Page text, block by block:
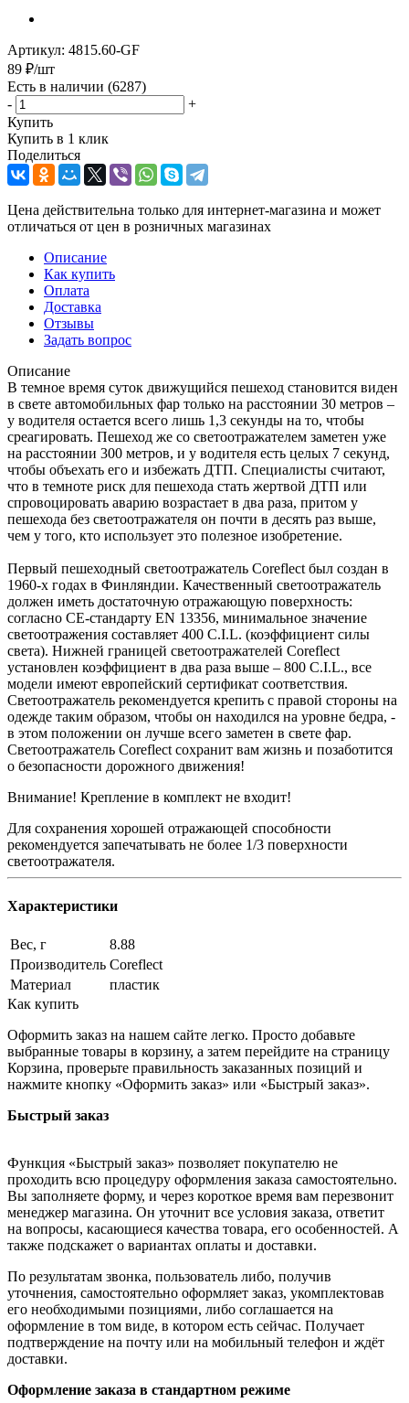
Артикул: 4815.60-GF
89 ₽/шт
Есть в наличии (6287)
-
+
Купить
Купить в 1 клик
Поделиться
Цена действительна только для интернет-магазина и может
отличаться от цен в розничных магазинах
Описание
Как купить
Оплата
Доставка
Отзывы
Задать вопрос
Описание
В темное время суток движущийся пешеход становится виден
в свете автомобильных фар только на расстоянии 30 метров –
у водителя остается всего лишь 1,3 секунды на то, чтобы
среагировать. Пешеход же со светоотражателем заметен уже
на расстоянии 300 метров, и у водителя есть целых 7 секунд,
чтобы объехать его и избежать ДТП. Специалисты считают,
что в темноте риск для пешехода стать жертвой ДТП или
спровоцировать аварию возрастает в два раза, притом у
пешехода без светоотражателя он почти в десять раз выше,
чем у того, кто использует это полезное изобретение.
Первый пешеходный светоотражатель Coreflect был создан в
1960-х годах в Финляндии. Качественный светоотражатель
должен иметь достаточную отражающую поверхность:
согласно CE-стандарту EN 13356, минимальное значение
светоотражения составляет 400 C.I.L. (коэффициент силы
света). Нижней границей светоотражателей Coreflect
установлен коэффициент в два раза выше – 800 C.I.L., все
модели имеют европейский сертификат соответствия.
Светоотражатель рекомендуется крепить с правой стороны на
одежде таким образом, чтобы он находился на уровне бедра, -
в этом положении он лучше всего заметен в свете фар.
Светоотражатель Coreflect сохранит вам жизнь и позаботится
о безопасности дорожного движения!
Внимание! Крепление в комплект не входит!
Для сохранения хорошей отражающей способности
рекомендуется запечатывать не более 1/3 поверхности
светоотражателя.
Характеристики
Вес, г
8.88
Производитель Coreflect
Материал
пластик
Как купить
Оформить заказ на нашем сайте легко. Просто добавьте
выбранные товары в корзину, а затем перейдите на страницу
Корзина, проверьте правильность заказанных позиций и
нажмите кнопку «Оформить заказ» или «Быстрый заказ».
Быстрый заказ
Функция «Быстрый заказ» позволяет покупателю не
проходить всю процедуру оформления заказа самостоятельно.
Вы заполняете форму, и через короткое время вам перезвонит
менеджер магазина. Он уточнит все условия заказа, ответит
на вопросы, касающиеся качества товара, его особенностей. А
также подскажет о вариантах оплаты и доставки.
По результатам звонка, пользователь либо, получив
уточнения, самостоятельно оформляет заказ, укомплектовав
его необходимыми позициями, либо соглашается на
оформление в том виде, в котором есть сейчас. Получает
подтверждение на почту или на мобильный телефон и ждёт
доставки.
Оформление заказа в стандартном режиме